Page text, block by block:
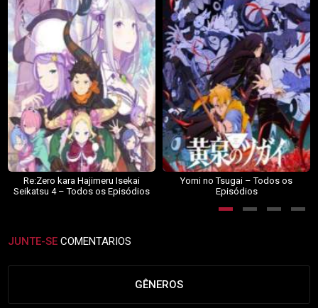
Re:Zero kara Hajimeru Isekai
Seikatsu 4 – Todos os Episódios
Yomi no Tsugai – Todos os
Episódios
JUNTE-SE COMENTARIOS
GÊNEROS